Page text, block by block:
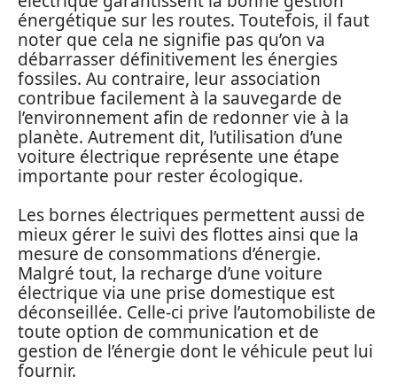
énergétique sur les routes. Toutefois, il faut
noter que cela ne signifie pas qu’on va
débarrasser définitivement les énergies
fossiles. Au contraire, leur association
contribue facilement à la sauvegarde de
l’environnement afin de redonner vie à la
planète. Autrement dit, l’utilisation d’une
voiture électrique représente une étape
importante pour rester écologique.
Les bornes électriques permettent aussi de
mieux gérer le suivi des flottes ainsi que la
mesure de consommations d’énergie.
Malgré tout, la recharge d’une voiture
électrique via une prise domestique est
déconseillée. Celle-ci prive l’automobiliste de
toute option de communication et de
gestion de l’énergie dont le véhicule peut lui
fournir.